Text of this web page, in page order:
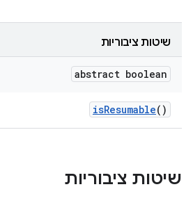
שיטות ציבוריות
abstract boolean
isResumable()
שיטות ציבוריות